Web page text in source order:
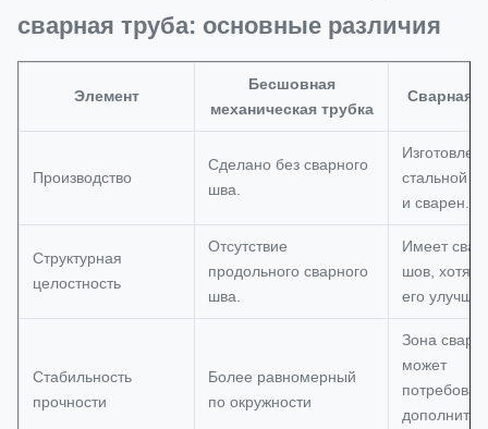
сварная труба: основные различия
Элемент
Бесшовная
механическая трубка
Сварная
Производство
Сделано без сварного
шва.
Изготовлен
стальной
и сварен.
Структурная
целостность
Отсутствие
продольного сварного
шва.
Имеет
шов, хотя
его
Стабильность
прочности
Более равномерный
по окружности
Зона сварки
может